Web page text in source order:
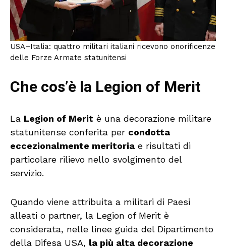
USA–Italia: quattro militari italiani ricevono onorificenze
delle Forze Armate statunitensi
Che cos’è la Legion of Merit
La Legion of Merit è una decorazione militare
statunitense conferita per condotta
eccezionalmente meritoria e risultati di
particolare rilievo nello svolgimento del
servizio.
Quando viene attribuita a militari di Paesi
alleati o partner, la Legion of Merit è
considerata, nelle linee guida del Dipartimento
della Difesa USA, la più alta decorazione